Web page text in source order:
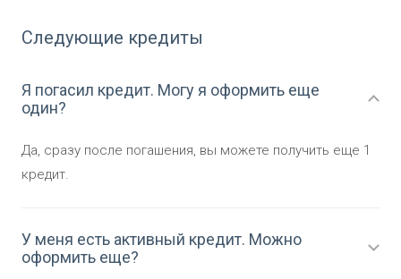
Следующие кредиты
Я погасил кредит. Могу я оформить еще
один?
Да, сразу после погашения, вы можете получить еще 1
кредит.
У меня есть активный кредит. Можно
оформить еще?